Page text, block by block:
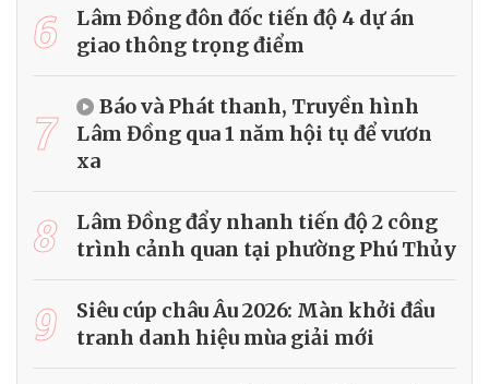
6
Lâm Đồng đôn đốc tiến độ 4 dự án
giao thông trọng điểm
7
Báo và Phát thanh, Truyền hình
Lâm Đồng qua 1 năm hội tụ để vươn
xa
8
Lâm Đồng đẩy nhanh tiến độ 2 công
trình cảnh quan tại phường Phú Thủy
9
Siêu cúp châu Âu 2026: Màn khởi đầu
tranh danh hiệu mùa giải mới